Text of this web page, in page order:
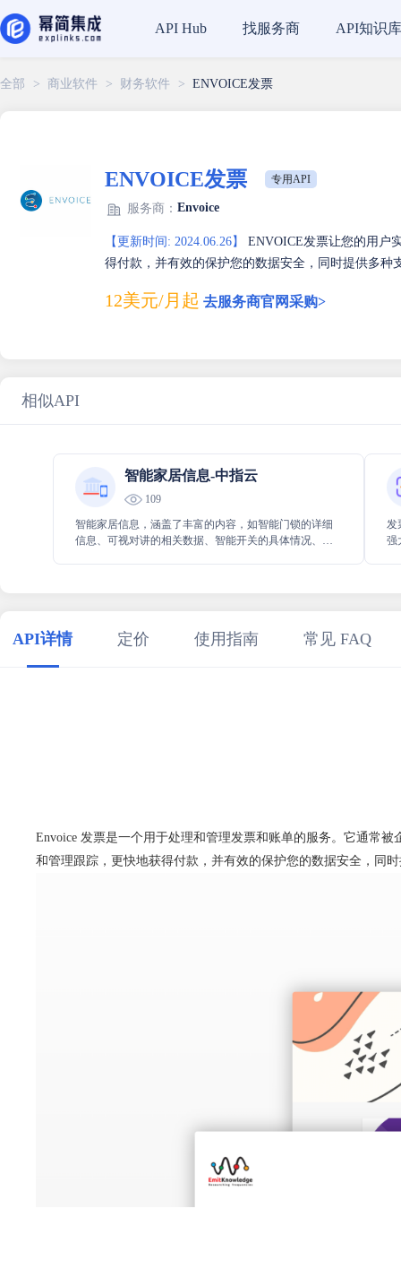
API Hub 找服务商 API知识库
全部 > 商业软件 > 财务软件 > ENVOICE发票
ENVOICE发票 专用API
服务商： Envoice
【更新时间: 2024.06.26】
ENVOICE发票让您的用户
得付款，并有效的保护您的数据安全，同时提供多种
12美元/月起 去服务商官网采购>
相似API
智能家居信息-中指云
109
智能家居信息，涵盖了丰富的内容，如智能门锁的详细
信息、可视对讲的相关数据、智能开关的具体情况、安
发
强
API详情 定价 使用指南 常见 FAQ
Envoice 发票是一个用于处理和管理发票和账单的服务。它通常
和管理跟踪，更快地获得付款，并有效的保护您的数据安全，同